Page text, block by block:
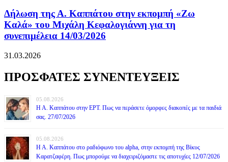
Δήλωση της Α. Καππάτου στην εκπομπή «Ζω
Καλά» του Μιχάλη Κεφαλογιάννη για τη
συνεπιμέλεια 14/03/2026
31.03.2026
ΠΡΟΣΦΑΤΕΣ ΣΥΝΕΝΤΕΥΞΕΙΣ
05.08.2026
Η Α. Καππάτου στην ΕΡΤ. Πως να περάσετε όμορφες διακοπές με τα παιδιά
σας. 27/07/2026
05.08.2026
Η Α. Καππάτου στο ραδιόφωνο του alpha, στην εκπομπή της Βίκυς
Καρατζαφέρη. Πως μπορούμε να διαχειριζόμαστε τις αποτυχίες 12/07/2026